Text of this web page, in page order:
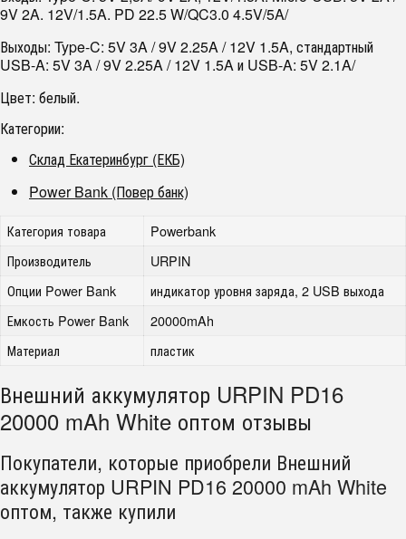
9V 2A. 12V/1.5A. PD 22.5 W/QC3.0 4.5V/5A/
Выходы: Type-C: 5V 3A / 9V 2.25A / 12V 1.5A, стандартный
USB-A: 5V 3A / 9V 2.25A / 12V 1.5A и USB-A: 5V 2.1A/
Цвет: белый.
Категории:
Склад Екатеринбург (ЕКБ)
Power Bank (Повер банк)
Категория товара
Powerbank
Производитель
URPIN
Опции Power Bank
индикатор уровня заряда, 2 USB выхода
Емкость Power Bank
20000mAh
Материал
пластик
Внешний аккумулятор URPIN PD16
20000 mAh White оптом отзывы
Покупатели, которые приобрели Внешний
аккумулятор URPIN PD16 20000 mAh White
оптом, также купили